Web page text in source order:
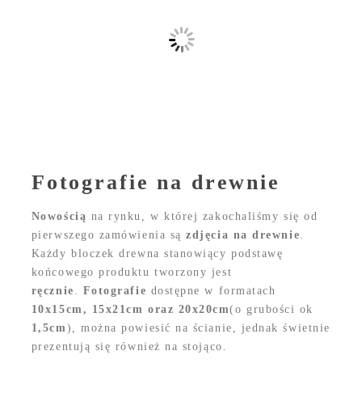
Fotografie na drewnie
Nowością na rynku, w której zakochaliśmy się od
pierwszego zamówienia są zdjęcia na drewnie.
Każdy bloczek drewna stanowiący podstawę
końcowego produktu tworzony jest
ręcznie . Fotografie dostępne w formatach
10x15cm, 15x21cm oraz 20x20cm(o grubości ok
1,5cm), można powiesić na ścianie, jednak świetnie
prezentują się również na stojąco.